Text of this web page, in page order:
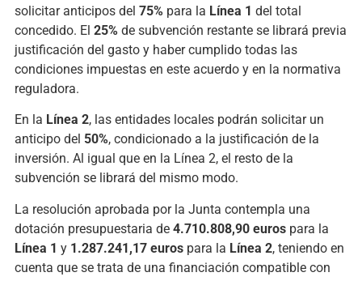
solicitar anticipos del 75%para la Línea 1 del total
concedido. El 25%de subvención restante se librará previa
justificación del gasto y haber cumplido todas las
condiciones impuestas en este acuerdo y en la normativa
reguladora.
En la Línea 2, las entidades locales podrán solicitar un
anticipo del 50%, condicionado a la justificación de la
inversión. Al igual que en la Línea 2, el resto de la
subvención se librará del mismo modo.
La resolución aprobada por la Junta contempla una
dotación presupuestaria de 4.710.808,90 eurospara la
Línea 1 y 1.287.241,17 eurospara la Línea 2, teniendo en
cuenta que se trata de una financiación compatible con